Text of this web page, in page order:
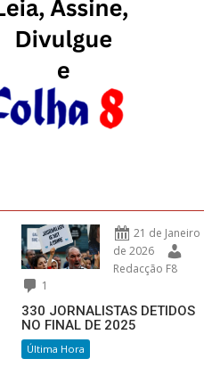
21 de Janeiro
de 2026
Redacção F8
1
330 JORNALISTAS DETIDOS
NO FINAL DE 2025
Última Hora